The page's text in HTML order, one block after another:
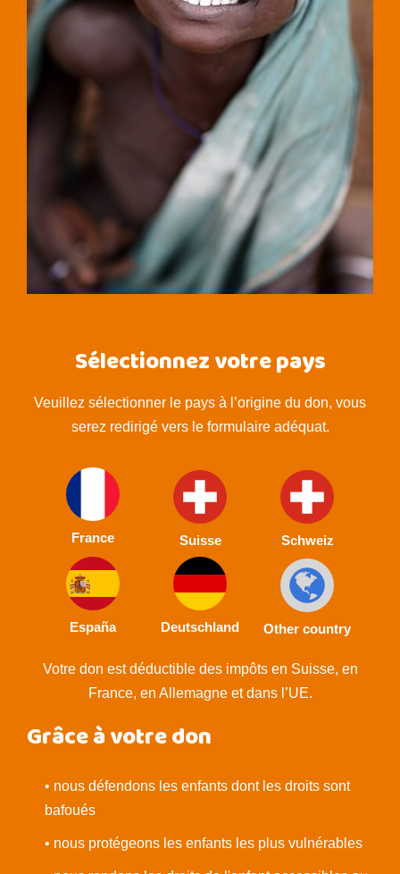
Sélectionnez votre pays
Veuillez sélectionner le pays à l’origine du don, vous
serez redirigé vers le formulaire adéquat.
France Suisse Schweiz
España Deutschland Other country
Votre don est déductible des impôts en Suisse, en
France, en Allemagne et dans l’UE.
Grâce à votre don
• nous défendons les enfants dont les droits sont
bafoués
• nous protégeons les enfants les plus vulnérables